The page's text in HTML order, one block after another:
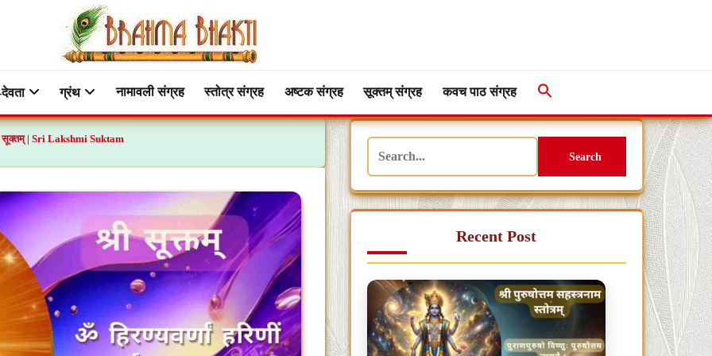
ग्रंथ नामावली संग्रह स्तोत्र संग्रह अष्टक संग्रह सूक्तम् संग्रह कवच पाठ संग्रह
सूक्तम् | Sri Lakshmi Suktam
Search
Recent Post